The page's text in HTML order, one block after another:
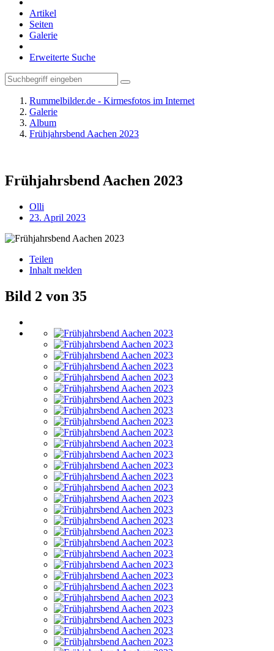
Artikel
Seiten
Galerie
Erweiterte Suche
Rummelbilder.de - Kirmesfotos im Internet
Galerie
Album
Frühjahrsbend Aachen 2023
Frühjahrsbend Aachen 2023
Olli
23. April 2023
Teilen
Inhalt melden
Bild 2 von 35